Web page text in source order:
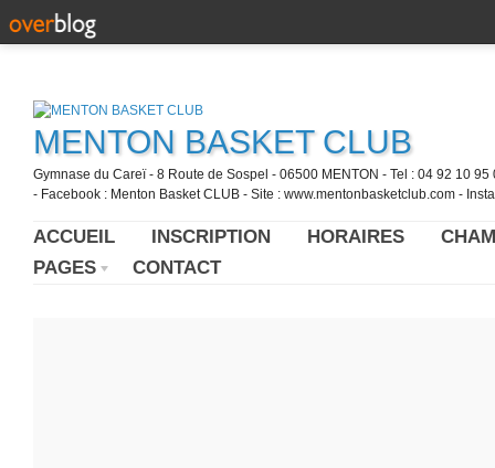
MENTON BASKET CLUB
Gymnase du Careï - 8 Route de Sospel - 06500 MENTON - Tel : 04 92 10
- Facebook : Menton Basket CLUB - Site : www.mentonbasketclub.com -
ACCUEIL INSCRIPTION HORAIRES
PAGES
CONTACT